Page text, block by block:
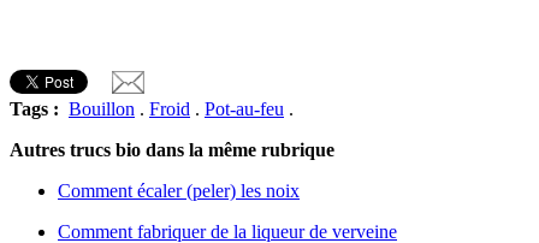
Tags : Bouillon . Froid . Pot-au-feu .
Autres trucs bio dans la même rubrique
Comment écaler (peler) les noix
Comment fabriquer de la liqueur de verveine